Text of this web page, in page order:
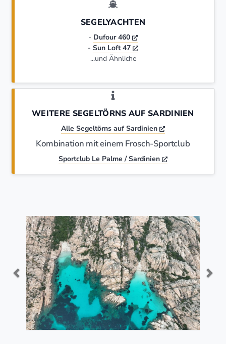
SEGELYACHTEN
- Dufour 460
-Sun Loft 47
...und Ähnliche
WEITERE SEGELTÖRNS AUF SARDINIEN
Alle Segeltörns auf Sardinien
Kombination mit einem Frosch-Sportclub
Sportclub Le Palme / Sardinien